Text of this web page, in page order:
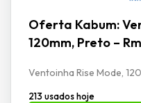
Oferta Kabum:
120mm, Preto –
Ventoinha Rise Mode,
213 usados hoje